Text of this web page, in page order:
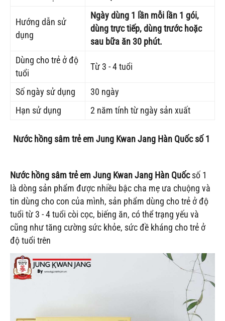
Hướng dẫn sử
dụng
Ngày dùng 1 lần mỗi lần 1 gói,
dùng trực tiếp, dùng trước hoặc
sau bữa ăn 30 phút.
Dùng cho trẻ ở độ
tuổi
Từ 3 - 4 tuổi
Số ngày sử dụng
30 ngày
Hạn sử dụng
2 năm tính từ ngày sản xuất
Nước hồng sâm trẻ em Jung Kwan Jang Hàn Quốc số 1
Nước hồng sâm trẻ em Jung Kwan Jang Hàn Quốcsố 1
là dòng sản phẩm được nhiều bậc cha mẹ ưa chuộng và
tin dùng cho con của mình, sản phẩm dùng cho trẻ ở độ
tuổi từ 3 - 4 tuổi còi cọc, biếng ăn, có thể trạng yếu và
cũng như tăng cường sức khỏe, sức đề kháng cho trẻ ở
độ tuổi trên